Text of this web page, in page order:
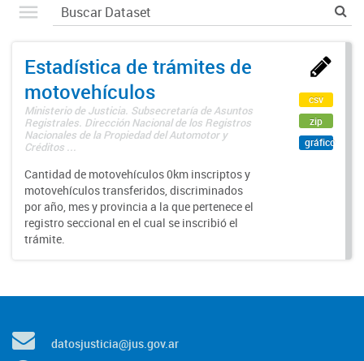
Estadística de trámites de
motovehículos
Ministerio de Justicia. Subsecretaría de Asuntos
Registrales. Dirección Nacional de los Registros
Nacionales de la Propiedad del Automotor y
Créditos ...
Cantidad de motovehículos 0km inscriptos y
motovehículos transferidos, discriminados
por año, mes y provincia a la que pertenece el
registro seccional en el cual se inscribió el
trámite.
csv
zip
gráfico
datosjusticia@jus.gov.ar